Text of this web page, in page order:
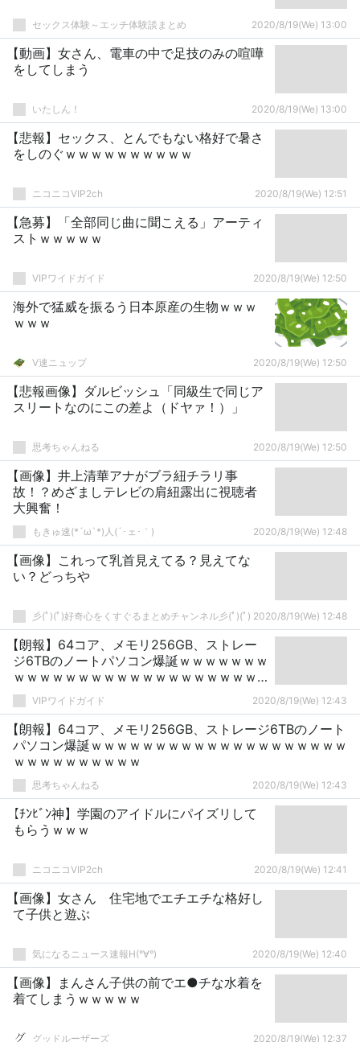
セックス体験～エッチ体験談まとめ 2020/8/19(We) 13:00
【動画】女さん、電車の中で足技のみの喧嘩
をしてしまう
いたしん！ 2020/8/19(We) 13:00
【悲報】セックス、とんでもない格好で暑さ
をしのぐｗｗｗｗｗｗｗｗｗｗ
ニコニコVIP2ch 2020/8/19(We) 12:51
【急募】「全部同じ曲に聞こえる」アーティ
ストｗｗｗｗｗ
VIPワイドガイド 2020/8/19(We) 12:50
海外で猛威を振るう日本原産の生物ｗｗｗ
ｗｗｗ
V速ニュップ 2020/8/19(We) 12:50
【悲報画像】ダルビッシュ「同級生で同じア
スリートなのにこの差よ（ドヤァ！）」
思考ちゃんねる 2020/8/19(We) 12:50
【画像】井上清華アナがブラ紐チラリ事
故！？めざましテレビの肩紐露出に視聴者
大興奮！
もきゅ速(*´ω`*)人(´･ェ･｀) 2020/8/19(We) 12:48
【画像】これって乳首見えてる？見えてな
い？どっちや
彡(ﾟ)(ﾟ)好奇心をくすぐるまとめチャンネル彡(ﾟ)(ﾟ) 2020/8/19(We) 12:48
【朗報】64コア、メモリ256GB、ストレー
ジ6TBのノートパソコン爆誕ｗｗｗｗｗｗｗ
ｗｗｗｗｗｗｗｗｗｗｗｗｗｗｗｗｗｗｗ
ｗｗｗｗ
VIPワイドガイド 2020/8/19(We) 12:43
【朗報】64コア、メモリ256GB、ストレージ6TBのノート
パソコン爆誕ｗｗｗｗｗｗｗｗｗｗｗｗｗｗｗｗｗｗｗｗ
ｗｗｗｗｗｗｗｗｗｗ
思考ちゃんねる 2020/8/19(We) 12:43
【ﾁﾝﾋﾞﾝ神】学園のアイドルにパイズリして
もらうｗｗｗ
ニコニコVIP2ch 2020/8/19(We) 12:41
【画像】女さん 住宅地でエチエチな格好し
て子供と遊ぶ
気になるニュース速報H(°∀°) 2020/8/19(We) 12:40
【画像】まんさん子供の前でエ●チな水着を
着てしまうｗｗｗｗｗ
グッドルーザーズ 2020/8/19(We) 12:37